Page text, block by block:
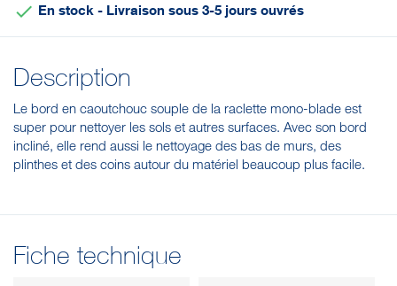
 En stock - Livraison sous 3-5 jours ouvrés
Description
Le bord en caoutchouc souple de la raclette mono-blade est
super pour nettoyer les sols et autres surfaces. Avec son bord
incliné, elle rend aussi le nettoyage des bas de murs, des
plinthes et des coins autour du matériel beaucoup plus facile.
Fiche technique